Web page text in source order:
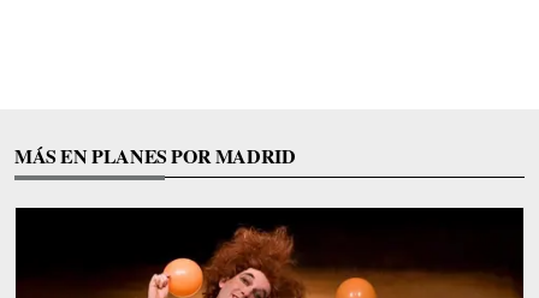
MÁS EN PLANES POR MADRID